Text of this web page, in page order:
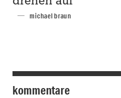
michael braun
kommentare